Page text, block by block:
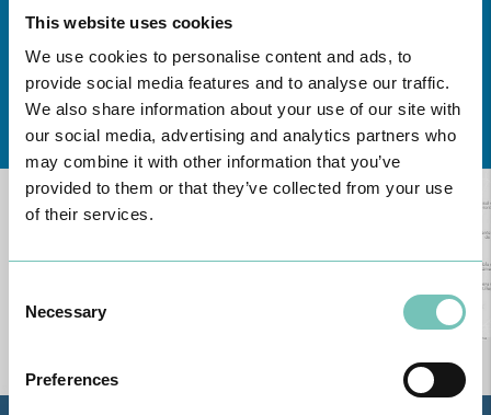
This website uses cookies
We use cookies to personalise content and ads, to
provide social media features and to analyse our traffic.
We also share information about your use of our site with
our social media, advertising and analytics partners who
may combine it with other information that you’ve
provided to them or that they’ve collected from your use
of their services.
Selection
Necessary
Preferences
Conheça todas as Unidades de saúde CUFaqui